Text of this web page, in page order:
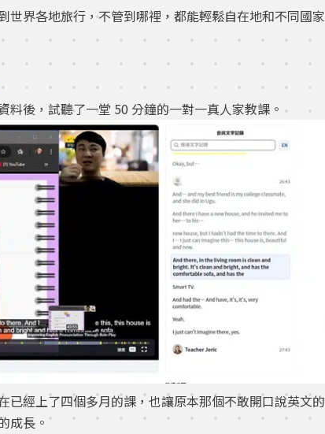
界各地旅行，不管到哪裡，都能輕鬆自在地和不同國家
後，試聽了一堂 50 分鐘的一對一真人家教課。
經上了四個多月的課，也讓原本那個不敢開口說英文的
成長。